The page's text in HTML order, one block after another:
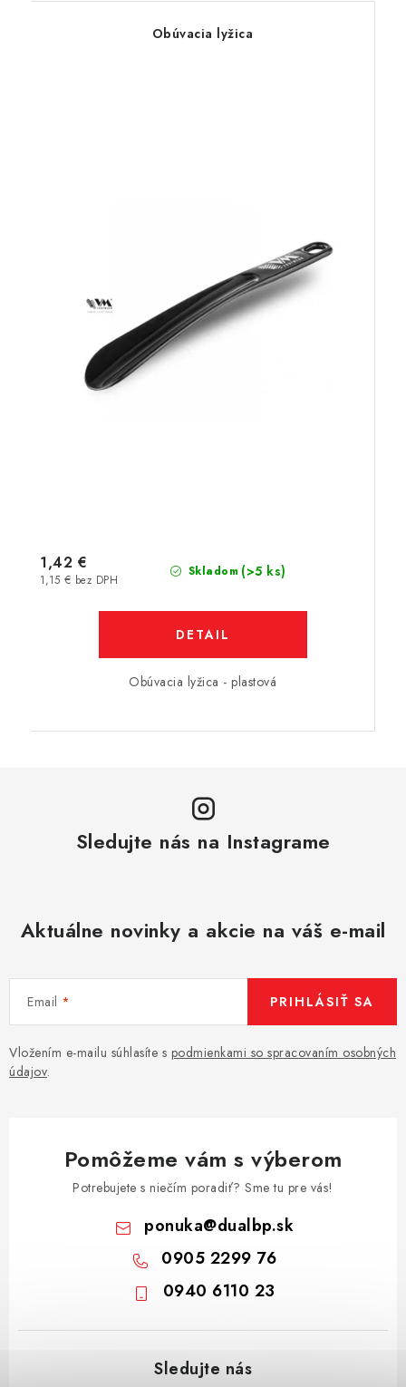
Obúvacia lyžica
Skladom (>5 ks)
1,15 € bez DPH
1,42 €
DETAIL
Obúvacia lyžica - plastová
Sledujte nás na Instagrame
Aktuálne novinky a akcie na váš e-mail
Email
Vložením e-mailu súhlasíte s podmienkami so spracovaním osobných
údajov.
PRIHLÁSIŤ SA
Pomôžeme vám s výberom
Potrebujete s niečím poradiť? Sme tu pre vás!
ponuka@dualbp.sk
0905 2299 76
0940 6110 23